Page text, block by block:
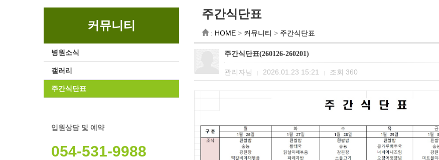
커뮤니티
병원소식
갤러리
주간식단표
입원상담 및 예약
054-531-9988
주간식단표
: HOME > 커뮤니티 > 주간식단표
주간식단표(260126-260201)
관리자님 2026.01.23 15:21 조회 360